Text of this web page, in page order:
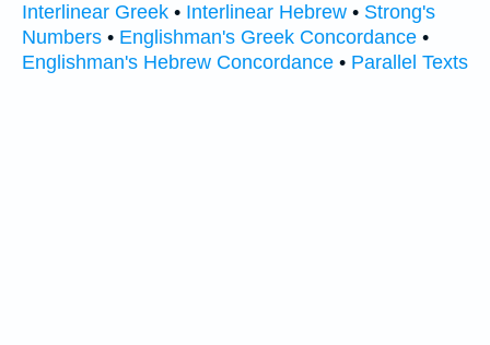
Interlinear Greek • Interlinear Hebrew • Strong's
Numbers • Englishman's Greek Concordance •
Englishman's Hebrew Concordance • Parallel Texts